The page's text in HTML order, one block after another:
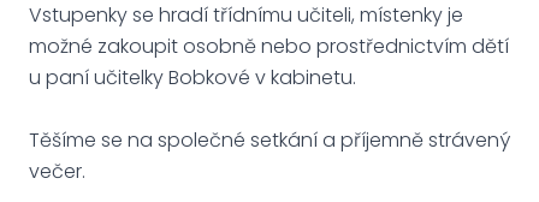
Vstupenky se hradí třídnímu učiteli, místenky je
možné zakoupit osobně nebo prostřednictvím dětí
u paní učitelky Bobkové v kabinetu.
Těšíme se na společné setkání a příjemně strávený
večer.